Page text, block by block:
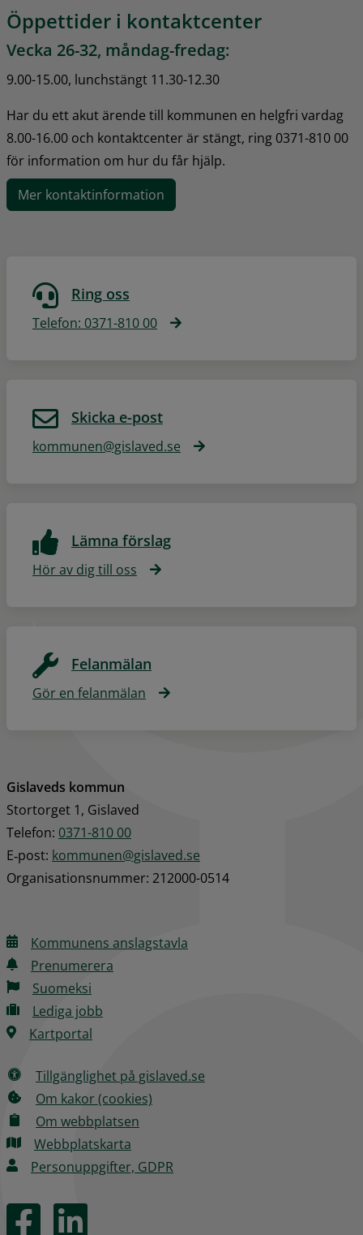
Öppettider i kontaktcenter
Vecka 26-32, måndag-fredag:
9.00-15.00, lunchstängt 11.30-12.30
Har du ett akut ärende till kommunen en helgfri vardag
8.00-16.00 och kontaktcenter är stängt, ring 0371-810 00
för information om hur du får hjälp.
Mer kontaktinformation
Ring oss
Telefon: 0371-810 00
Skicka e-post
kommunen@gislaved.se
Lämna förslag
Hör av dig till oss
Felanmälan
Gör en felanmälan
Gislaveds kommun
Stortorget 1, Gislaved
Telefon: 0371-810 00
E‑post: kommunen@gislaved.se
Organisationsnummer: 212000-0514
Kommunens anslagstavla
Prenumerera
Suomeksi
Lediga jobb
Kartportal
Tillgänglighet på gislaved.se
Om kakor (cookies)
Om webbplatsen
Webbplatskarta
Personuppgifter, GDPR